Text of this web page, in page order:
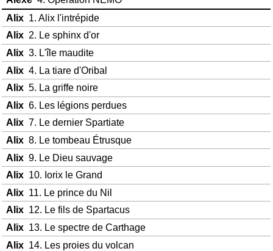
Alix1. Alix l'intrépide
Alix2. Le sphinx d'or
Alix3. L'île maudite
Alix4. La tiare d'Oribal
Alix5. La griffe noire
Alix6. Les légions perdues
Alix7. Le dernier Spartiate
Alix8. Le tombeau Étrusque
Alix9. Le Dieu sauvage
Alix10. Iorix le Grand
Alix11. Le prince du Nil
Alix12. Le fils de Spartacus
Alix13. Le spectre de Carthage
Alix14. Les proies du volcan